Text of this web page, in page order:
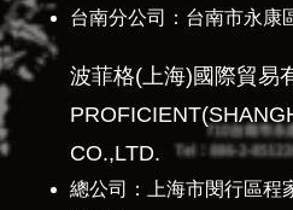
台南分公司：台南市永康
波菲格(上海)國際貿易
CO.,LTD.
總公司：上海市閔行區程